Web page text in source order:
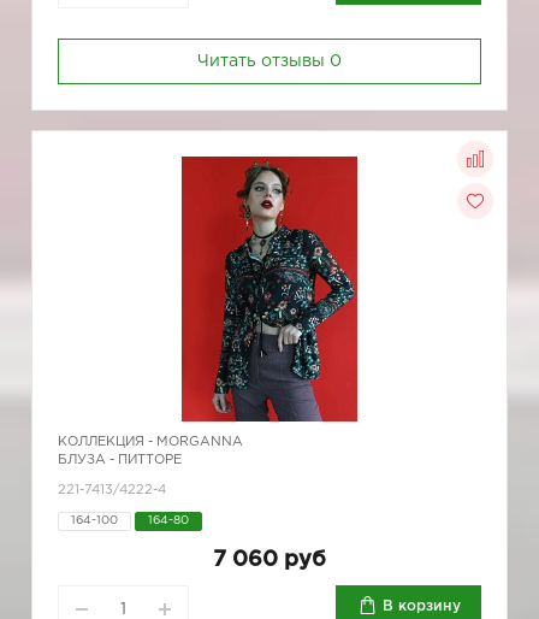
Читать отзывы 0
КОЛЛЕКЦИЯ - MORGANNA
БЛУЗА - ПИТТОРЕ
221-7413/4222-4
164-100 164-80
7 060 руб
В корзину